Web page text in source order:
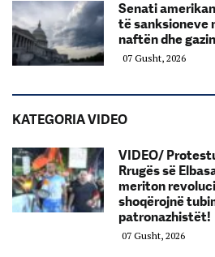
Senati
të sanksioneve
naftën dhe
07 Gusht, 2026
KATEGORIA VIDEO
VIDEO/
Rrugës së
meriton
shoqërojnë
patronazhistët!
07 Gusht, 2026